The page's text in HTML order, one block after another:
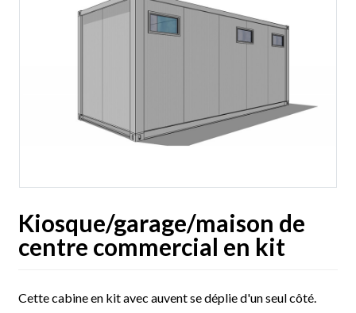
Kiosque/garage/maison de
centre commercial en kit
Cette cabine en kit avec auvent se déplie d'un seul côté.